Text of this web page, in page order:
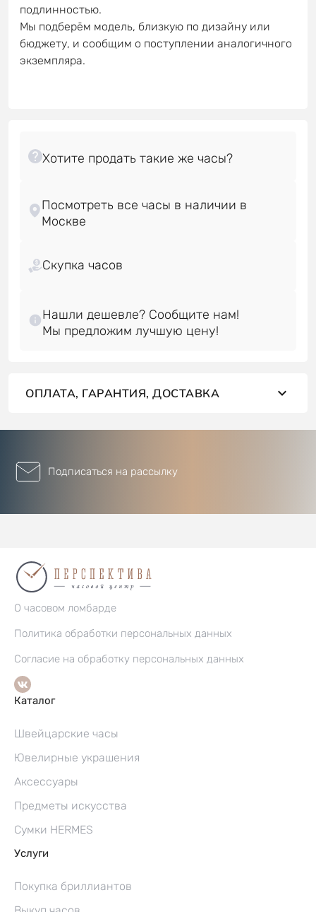
подлинностью.
Мы подберём модель, близкую по дизайну или
бюджету, и сообщим о поступлении аналогичного
экземпляра.
Посмотреть все часы в наличии в
Скупка часов
Нашли дешевле? Сообщите нам!
ОПЛАТА, ГАРАНТИЯ, ДОСТАВКА
Подписаться на рассылку
О часовом ломбарде
Политика обработки персональных данных
Согласие на обработку персональных данных
Каталог
Швейцарские часы
Ювелирные украшения
Аксессуары
Предметы искусства
Сумки HERMES
Услуги
Покупка бриллиантов